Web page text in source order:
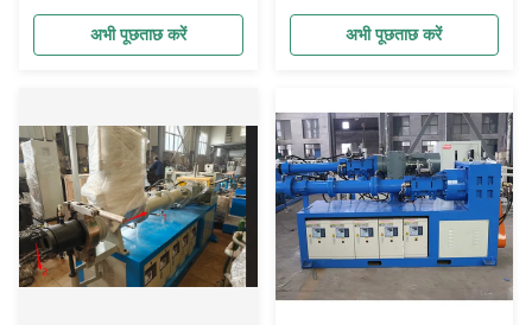
की घूर्णन गति के साथ
अभी पूछताछ करें
extruder मशीन
अभी पूछताछ करें